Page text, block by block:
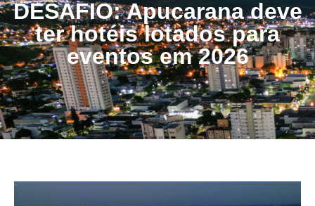
DESAFIO: Apucarana deve
ter hotéis lotados para
eventos em 2026